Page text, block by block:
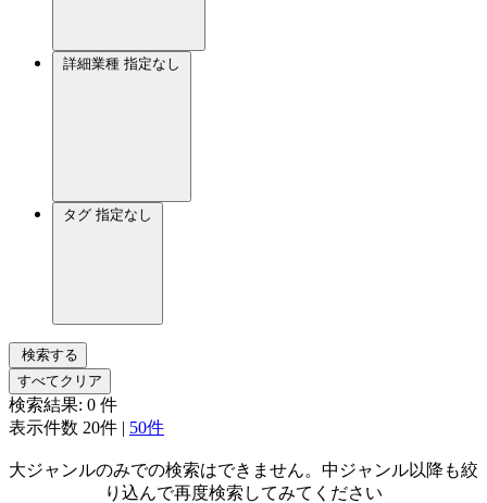
詳細業種 指定なし
タグ 指定なし
検索する
すべてクリア
検索結果: 0 件
表示件数 20件 | 50件
大ジャンルのみでの検索はできません。中ジャンル以降も絞
り込んで再度検索してみてください